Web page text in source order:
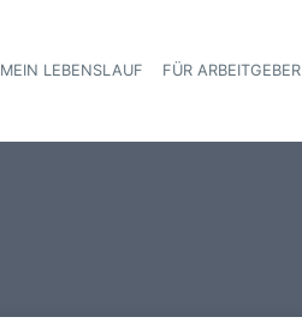
Haupt-Navigation
MEIN LEBENSLAUF FÜR ARBEITGEBER